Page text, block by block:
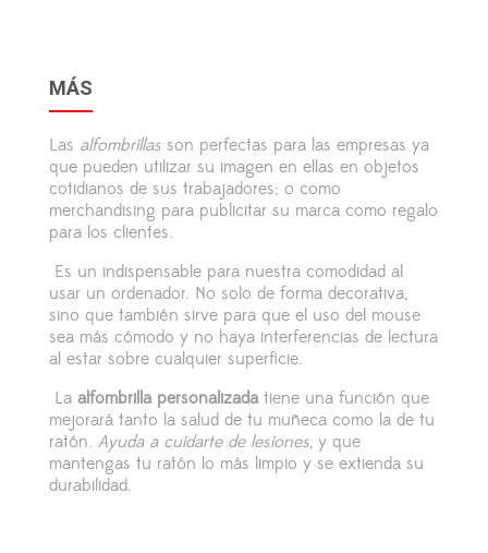
MÁS
Las alfombrillas son perfectas para las empresas ya
que pueden utilizar su imagen en ellas en objetos
cotidianos de sus trabajadores; o como
merchandising para publicitar su marca como regalo
para los clientes.
Es un indispensable para nuestra comodidad al
usar un ordenador. No solo de forma decorativa,
sino que también sirve para que el uso del mouse
sea más cómodo y no haya interferencias de lectura
al estar sobre cualquier superficie.
La alfombrilla personalizadatiene una función que
mejorará tanto la salud de tu muñeca como la de tu
ratón. Ayuda a cuidarte de lesiones, y que
mantengas tu ratón lo más limpio y se extienda su
durabilidad.